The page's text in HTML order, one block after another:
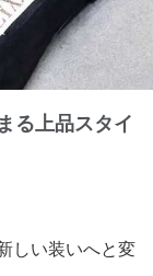
る上品スタイ
しい装いへと変